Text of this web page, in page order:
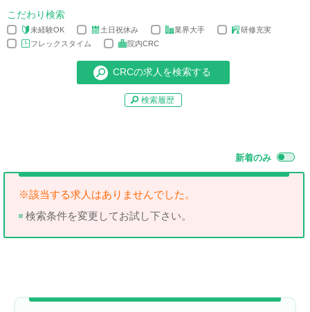
こだわり検索
未経験OK 土日祝休み 業界大手
研修充実
フレックスタイム
院内CRC
検索履歴
新着のみ
※該当する求人はありませんでした。
検索条件を変更してお試し下さい。